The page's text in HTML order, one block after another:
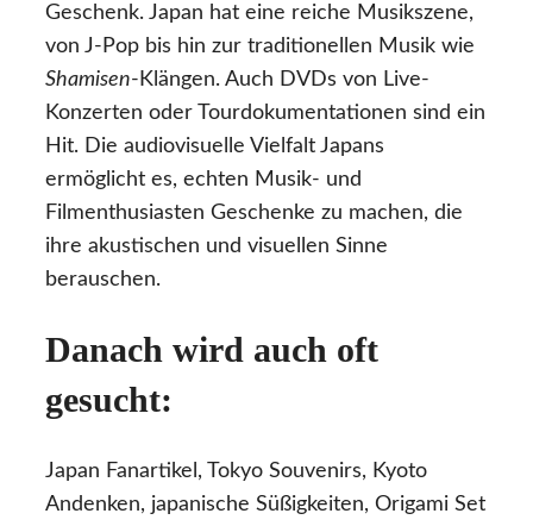
Geschenk. Japan hat eine reiche Musikszene,
von J-Pop bis hin zur traditionellen Musik wie
Shamisen-Klängen. Auch DVDs von Live-
Konzerten oder Tourdokumentationen sind ein
Hit. Die audiovisuelle Vielfalt Japans
ermöglicht es, echten Musik- und
Filmenthusiasten Geschenke zu machen, die
ihre akustischen und visuellen Sinne
berauschen.
Danach wird auch oft
gesucht:
Japan Fanartikel, Tokyo Souvenirs, Kyoto
Andenken, japanische Süßigkeiten, Origami Set